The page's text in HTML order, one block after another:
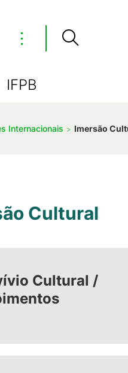
⋮
IFPB
Internacionais Imersão
Cultural
Cultural /